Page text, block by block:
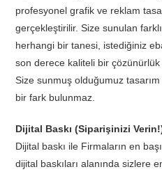
profesyonel grafik ve reklam
gerçekleştirilir. Size sunulan
herhangi bir tanesi, istediğiniz
son derece kaliteli bir çözünürlük
Size sunmuş olduğumuz
bir fark bulunmaz.
Dijital Baskı (Siparişinizi
Dijital baskı ile Firmaların en
dijital baskıları alanında sizlere